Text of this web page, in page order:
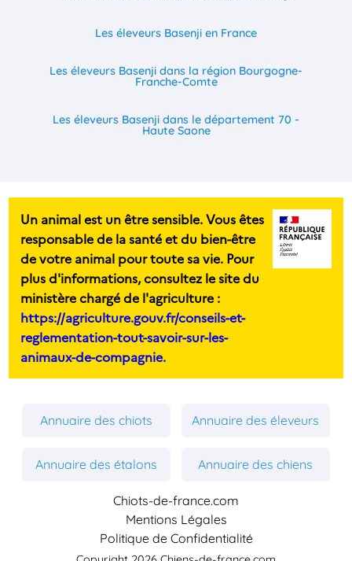
Les éleveurs Basenji en France
Les éleveurs Basenji dans la région Bourgogne-
Franche-Comte
Les éleveurs Basenji dans le département 70 -
Haute Saone
Un animal est un être sensible. Vous êtes
responsable de la santé et du bien-être
de votre animal pour toute sa vie. Pour
plus d'informations, consultez le site du
ministère chargé de l'agriculture :
https://agriculture.gouv.fr/conseils-et-
reglementation-tout-savoir-sur-les-
animaux-de-compagnie.
Annuaire des chiots Annuaire des éleveurs
Annuaire des étalons Annuaire des chiens
Chiots-de-france.com
Mentions Légales
Politique de Confidentialité